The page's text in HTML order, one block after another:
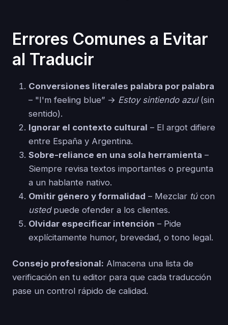
Errores Comunes a Evitar
al Traducir
Conversiones literales palabra por palabra
– "I'm feeling blue” → Estoy sintiendo azul(sin
sentido).
Ignorar el contexto cultural – El argot difiere
entre España y Argentina.
Sobre-reliance en una sola herramienta –
Siempre revisa textos importantes o pregunta
a un hablante nativo.
Omitir género y formalidad – Mezclar túcon
ustedpuede ofender a los clientes.
Olvidar especificar intención – Pide
explícitamente humor, brevedad, o tono legal.
Consejo profesional: Almacena una lista de
verificación en tu editor para que cada traducción
pase un control rápido de calidad.